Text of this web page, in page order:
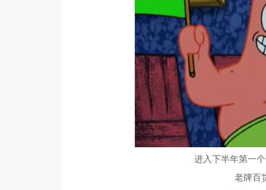
进入下半年第一
老牌百